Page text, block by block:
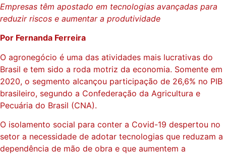
Empresas têm apostado em tecnologias avançadas para
reduzir riscos e aumentar a produtividade
Por Fernanda Ferreira
O agronegócio é uma das atividades mais lucrativas do
Brasil e tem sido a roda motriz da economia. Somente em
2020, o segmento alcançou participação de 26,6% no PIB
brasileiro, segundo a Confederação da Agricultura e
Pecuária do Brasil (CNA).
O isolamento social para conter a Covid-19 despertou no
setor a necessidade de adotar tecnologias que reduzam a
dependência de mão de obra e que aumentem a